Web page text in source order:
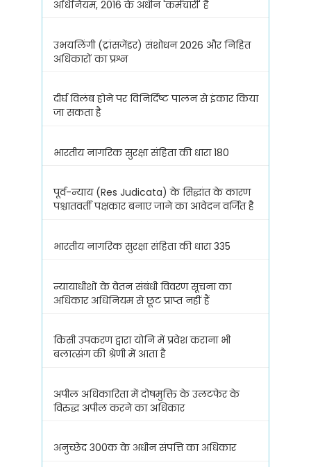
अधिनियम, 2016 के अधीन 'कर्मचारी' है
उभयलिंगी (ट्रांसजेंडर) संशोधन 2026 और निहित
अधिकारों का प्रश्न
दीर्घ विलंब होने पर विनिर्दिष्ट पालन से इंकार किया
जा सकता है
भारतीय नागरिक सुरक्षा संहिता की धारा 180
पूर्व-न्याय (Res Judicata) के सिद्धांत के कारण
पश्चातवर्ती पक्षकार बनाए जाने का आवेदन वर्जित है
भारतीय नागरिक सुरक्षा संहिता की धारा 335
न्यायाधीशों के वेतन संबंधी विवरण सूचना का
अधिकार अधिनियम से छूट प्राप्त नहीं हैं
किसी उपकरण द्वारा योनि में प्रवेश कराना भी
बलात्संग की श्रेणी में आता है
अपील अधिकारिता में दोषमुक्ति के उलटफेर के
विरुद्ध अपील करने का अधिकार
अनुच्छेद 300क के अधीन संपत्ति का अधिकार